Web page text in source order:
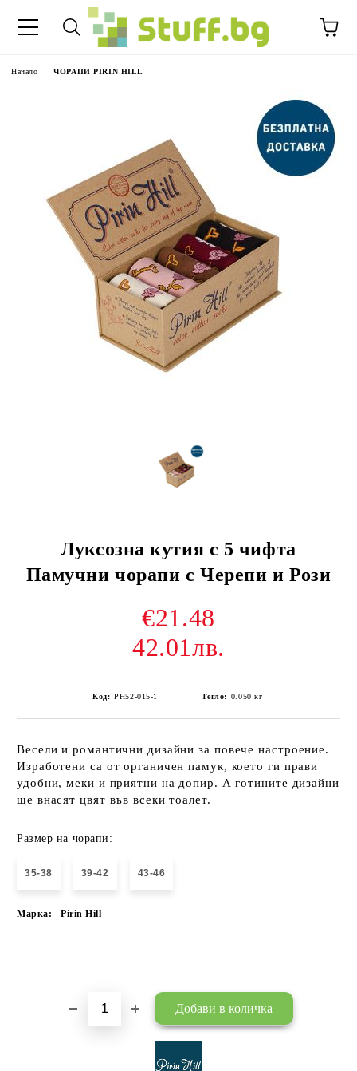
Начало ЧОРАПИ PIRIN HILL
Луксозна кутия с 5 чифта
Памучни чорапи с Черепи и Рози
€21.48
42.01лв.
Код: PH52-015-1 Тегло: 0.050 кг
Весели и романтични дизайни за повече настроение.
Изработени са от органичен памук, което ги прави
удобни, меки и приятни на допир. А готините дизайни
ще внасят цвят във всеки тоалет.
Размер на чорапи:
35-38 39-42 43-46
Марка: Pirin Hill